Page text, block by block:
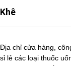
Khê
Địa chỉ cửa hàng,
sỉ lẻ các loại thuốc